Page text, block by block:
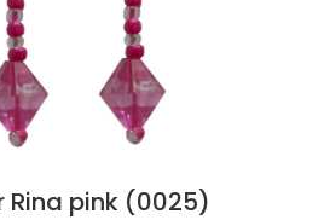
Rina pink (0025)